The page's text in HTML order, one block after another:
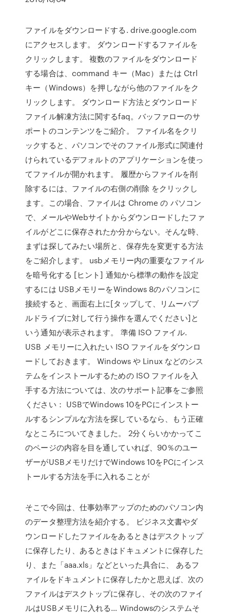
ファイルをダウンロードする. drive.google.com
にアクセスします。 ダウンロードするファイルを
クリックします。 複数のファイルをダウンロード
する場合は、command キー（Mac）または Ctrl
キー（Windows）を押しながら他のファイルをク
リックします。 ダウンロード方法とダウンロード
ファイル解凍方法に関するfaq。バッファローのサ
ポートのコンテンツをご紹介。 ファイル名をクリ
ックすると、パソコンでそのファイル形式に関連付
けられているデフォルトのアプリケーションを使っ
てファイルが開かれます。 履歴からファイルを削
除するには、ファイルの右側の削除 をクリックし
ます。この場合、ファイルは Chrome の パソコン
で、メールやWebサイトからダウンロードしたファ
イルがどこに保存されたか分からない。そんな時、
まずは探してみたい場所と、保存先を変更する方法
をご紹介します。 usbメモリー内の重要なファイル
を暗号化する [ヒント] 通知から標準の動作を設定
するには USBメモリーをWindows 8のパソコンに
接続すると、画面右上に[タップして、リムーバブ
ルドライブに対して行う操作を選んでください]と
いう通知が表示されます。 準備 ISO ファイル.
USB メモリーに入れたい ISO ファイルをダウンロ
ードしておきます。 Windows や Linux などのシス
テムをインストールするための ISO ファイルを入
手する方法については、次のサポート記事をご参照
ください： USBでWindows 10をPCにインストー
ルするシンプルな方法を探しているなら、もう正確
なところについてきました。 2分くらいかかってこ
のページの内容を目を通していれば、90％のユー
ザーがUSBメモリだけでWindows 10をPCにインス
トールする方法を手に入れることが
そこで今回は、仕事効率アップのためのパソコン内
のデータ整理方法を紹介する。 ビジネス文書やダ
ウンロードしたファイルをあるときはデスクトップ
に保存したり、あるときはドキュメントに保存した
り、また「aaa.xls」などといった具合に、 あるフ
ァイルをドキュメントに保存したかと思えば、次の
ファイルはデスクトップに保存し、その次のファイ
ルはUSBメモリに入れる… Windowsのシステムそ